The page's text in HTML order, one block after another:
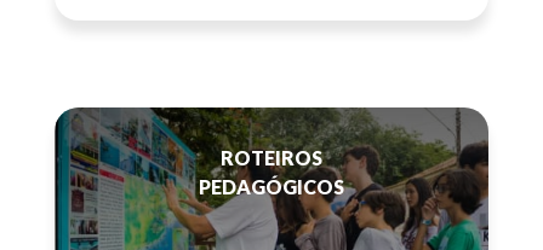
ROTEIROS
PEDAGÓGICOS